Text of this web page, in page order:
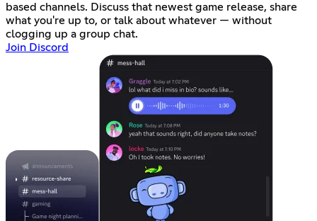
based channels. Discuss that newest game release, share
what you're up to, or talk about whatever — without
clogging up a group chat.
Join Discord